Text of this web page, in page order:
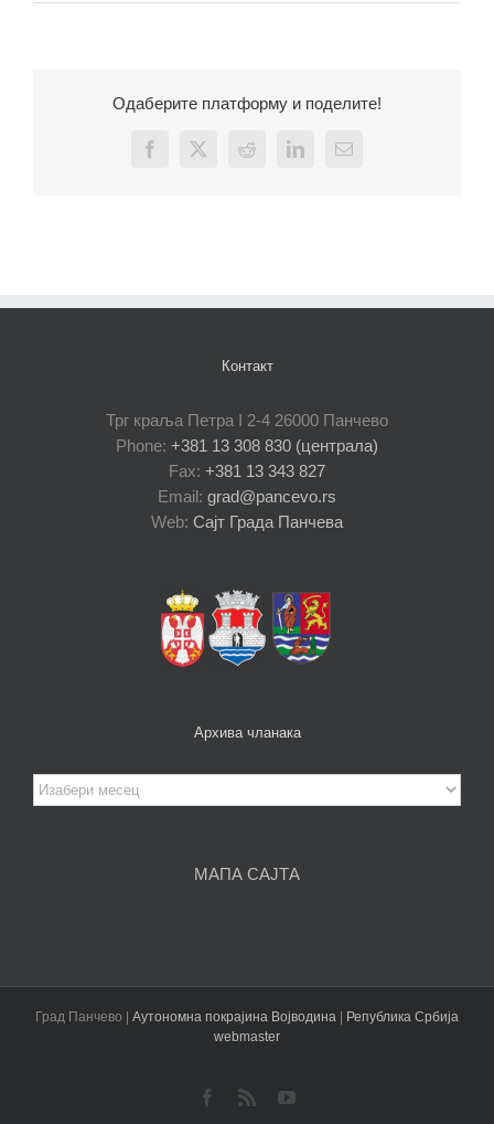
Одаберите платформу и поделите!
Facebook
X Reddit LinkedInEmail
Контакт
Трг краља Петра I 2-4 26000 Панчево
Phone: +381 13 308 830 (централа)
Fax: +381 13 343 827
Email: grad@pancevo.rs
Web: Сајт Града Панчева
Архива чланака
Архива
чланака
МАПА САЈТА
Град Панчево | Аутономна покрајина Војводина | Република Србија
webmaster
Facebook
Rss YouTube